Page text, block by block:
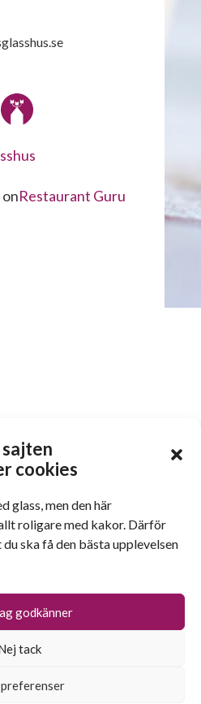
cookies
glass, men den här
roligare med kakor. Därför
ska få den bästa upplevelsen
godkänner
tack
Restaurant Guru